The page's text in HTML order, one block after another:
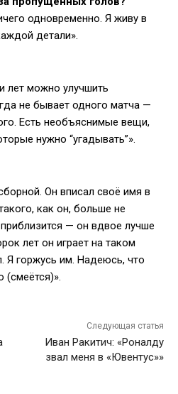
одновременно. Я живу в
детали».
лет можно улучшить
не бывает одного матча —
Есть необъяснимые вещи,
нужно “угадывать”».
Он вписал своё имя в
как он, больше не
— он вдвое лучше
лет он играет на таком
Я горжусь им. Надеюсь, что
(смеётся)».
Следующая статья
Иван Ракитич: «Роналду
звал меня в «Ювентус»»